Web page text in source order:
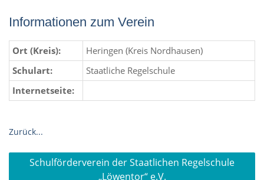
Informationen zum Verein
Ort (Kreis):
Heringen (Kreis Nordhausen)
Schulart:
Staatliche Regelschule
Internetseite:
Zurück...
Beitragsnavigation
Schulförderverein der Staatlichen Regelschule
„Löwentor“ e.V.